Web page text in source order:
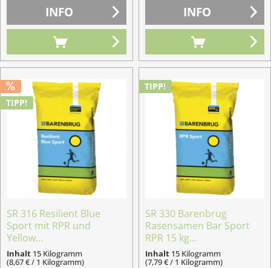
INFO INFO
TIPP!
SR 316 Resilient Blue
Sport mit RPR und
Yellow...
Inhalt 15 Kilogramm
(8,67 € / 1 Kilogramm)
TIPP!
SR 330 Barenbrug
Rasensamen Bar Sport
RPR 15 kg...
Inhalt 15 Kilogramm
(7,79 € / 1 Kilogramm)